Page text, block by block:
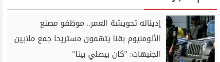
إديناله تحويشة العمر.. موظفو مصنع
الألومنيوم بقنا يتهمون مستريحا جمع ملايين
الجنيهات: "كان بيصلي بينا"